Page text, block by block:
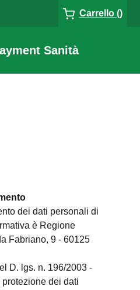
Carrello ()
Sanità
dei dati personali di
è Regione
Fabriano, 9 - 60125
D. lgs. n. 196/2003 -
dei dati